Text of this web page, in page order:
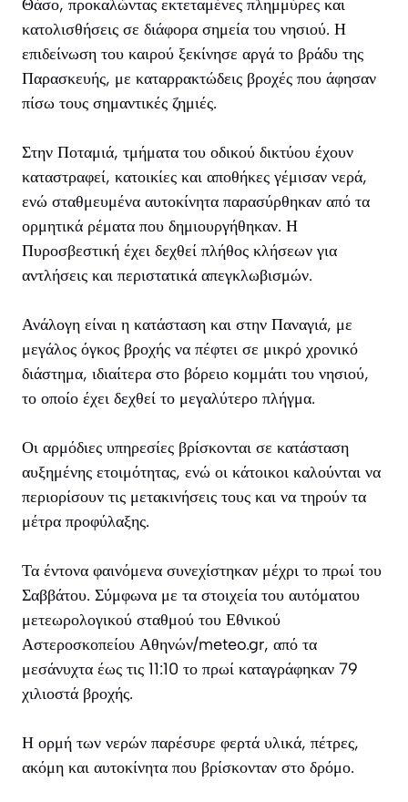
Θάσο, προκαλώντας εκτεταμένες πλημμύρες και
κατολισθήσεις σε διάφορα σημεία του νησιού. Η
επιδείνωση του καιρού ξεκίνησε αργά το βράδυ της
Παρασκευής, με καταρρακτώδεις βροχές που άφησαν
πίσω τους σημαντικές ζημιές.
Στην Ποταμιά, τμήματα του οδικού δικτύου έχουν
καταστραφεί, κατοικίες και αποθήκες γέμισαν νερά,
ενώ σταθμευμένα αυτοκίνητα παρασύρθηκαν από τα
ορμητικά ρέματα που δημιουργήθηκαν. Η
Πυροσβεστική έχει δεχθεί πλήθος κλήσεων για
αντλήσεις και περιστατικά απεγκλωβισμών.
Ανάλογη είναι η κατάσταση και στην Παναγιά, με
μεγάλος όγκος βροχής να πέφτει σε μικρό χρονικό
διάστημα, ιδιαίτερα στο βόρειο κομμάτι του νησιού,
το οποίο έχει δεχθεί το μεγαλύτερο πλήγμα.
Οι αρμόδιες υπηρεσίες βρίσκονται σε κατάσταση
αυξημένης ετοιμότητας, ενώ οι κάτοικοι καλούνται να
περιορίσουν τις μετακινήσεις τους και να τηρούν τα
μέτρα προφύλαξης.
Τα έντονα φαινόμενα συνεχίστηκαν μέχρι το πρωί του
Σαββάτου. Σύμφωνα με τα στοιχεία του αυτόματου
μετεωρολογικού σταθμού του Εθνικού
Αστεροσκοπείου Αθηνών/meteo.gr, από τα
μεσάνυχτα έως τις 11:10 το πρωί καταγράφηκαν 79
χιλιοστά βροχής.
Η ορμή των νερών παρέσυρε φερτά υλικά, πέτρες,
ακόμη και αυτοκίνητα που βρίσκονταν στο δρόμο.